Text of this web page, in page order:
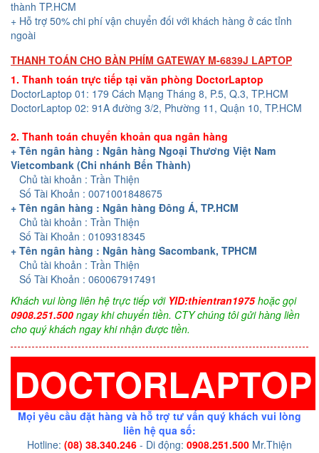
thành TP.HCM
+ Hỗ trợ 50% chi phí vận chuyển đối với khách hàng ở các tỉnh
ngoài
THANH TOÁN CHO BÀN PHÍM GATEWAY M-6839J LAPTOP
1. Thanh toán trực tiếp tại văn phòng DoctorLaptop
DoctorLaptop 01: 179 Cách Mạng Tháng 8, P.5, Q.3, TP.HCM
DoctorLaptop 02: 91A đường 3/2, Phường 11, Quận 10, TP.HCM
2. Thanh toán chuyển khoản qua ngân hàng
+ Tên ngân hàng : Ngân hàng Ngoại Thương Việt Nam
Vietcombank (Chi nhánh Bến Thành)
Chủ tài khoản : Trần Thiện
Số Tài Khoản : 0071001848675
+ Tên ngân hàng : Ngân hàng Đông Á, TP.HCM
Chủ tài khoản : Trần Thiện
Số Tài Khoản : 0109318345
+ Tên ngân hàng : Ngân hàng Sacombank, TPHCM
Chủ tài khoản : Trần Thiện
Số Tài Khoản : 060067917491
Khách vui lòng liên hệ trực tiếp với YID:thientran1975hoặc gọi
0908.251.500 ngay khi chuyển tiền. CTY chúng tôi gửi hàng liền
cho quý khách ngay khi nhận được tiền.
DOCTORLAPTOP
Mọi yêu cầu đặt hàng và hỗ trợ tư vấn quý khách vui lòng
liên hệ qua số:
Hotline: (08) 38.340.246 - Di động: 0908.251.500 Mr.Thiện